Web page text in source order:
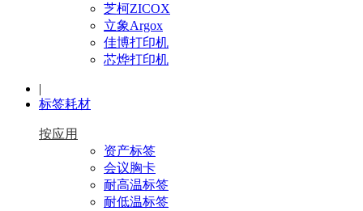
芝柯ZICOX
立象Argox
佳博打印机
芯烨打印机
|
标签耗材
按应用
资产标签
会议胸卡
耐高温标签
耐低温标签